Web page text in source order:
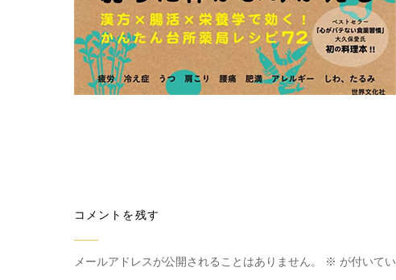
コメントを残す
メールアドレスが公開されることはありません。 ※ が付いて